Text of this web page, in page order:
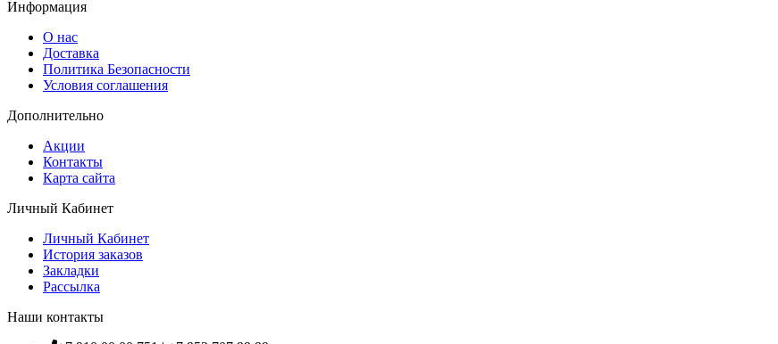
Информация
О нас
Доставка
Политика Безопасности
Условия соглашения
Дополнительно
Акции
Контакты
Карта сайта
Личный Кабинет
Личный Кабинет
История заказов
Закладки
Рассылка
Наши контакты